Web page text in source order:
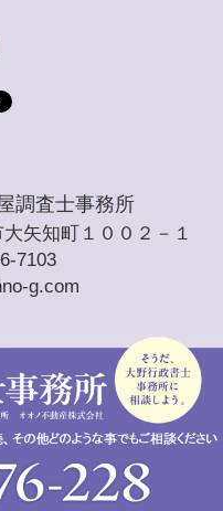
調査士事務所
矢知町１００２－１
7103
g.com